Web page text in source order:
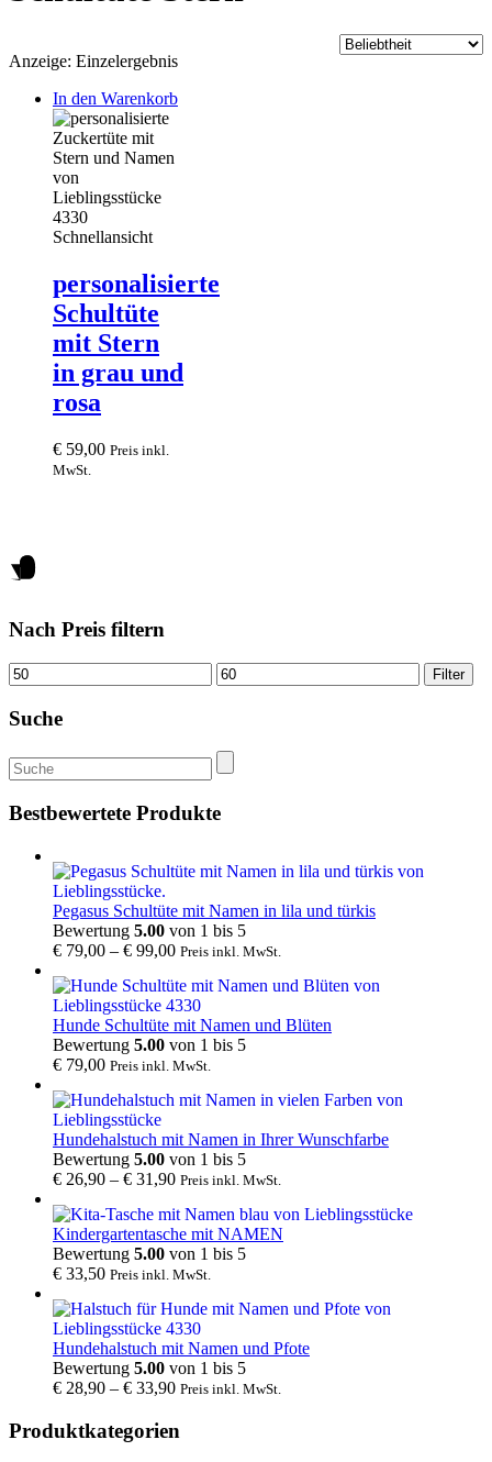
Anzeige: Einzelergebnis
In den Warenkorb
Schnellansicht
personalisierte
Schultüte
mit Stern
in grau und
rosa
€ 59,00 Preis inkl.
MwSt.
Nach Preis filtern
Mindestpreis Höchstpreis Filter
Suche
Suche
nach:
Bestbewertete Produkte
Pegasus Schultüte mit Namen in lila und türkis
Bewertung 5.00 von 1 bis 5
€ 79,00 – € 99,00 Preis inkl. MwSt.
Hunde Schultüte mit Namen und Blüten
Bewertung 5.00 von 1 bis 5
€ 79,00 Preis inkl. MwSt.
Hundehalstuch mit Namen in Ihrer Wunschfarbe
Bewertung 5.00 von 1 bis 5
€ 26,90 – € 31,90 Preis inkl. MwSt.
Kindergartentasche mit NAMEN
Bewertung 5.00 von 1 bis 5
€ 33,50 Preis inkl. MwSt.
Hundehalstuch mit Namen und Pfote
Bewertung 5.00 von 1 bis 5
€ 28,90 – € 33,90 Preis inkl. MwSt.
Produktkategorien